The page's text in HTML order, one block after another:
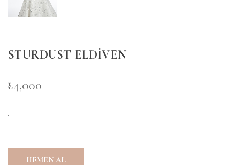
STURDUST ELDİVEN
₺4,000
.
HEMEN AL